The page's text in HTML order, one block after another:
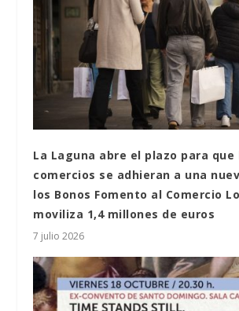
La Laguna abre el plazo para que
comercios se adhieran a una
los Bonos Fomento al Comercio
moviliza 1,4 millones de euros
7 julio 2026